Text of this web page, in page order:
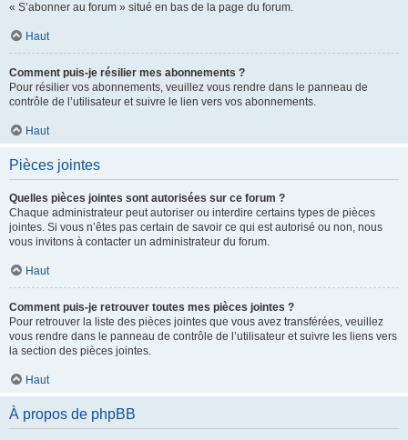
« S’abonner au forum » situé en bas de la page du forum.
Haut
Comment puis-je résilier mes abonnements ?
Pour résilier vos abonnements, veuillez vous rendre dans le panneau de
contrôle de l’utilisateur et suivre le lien vers vos abonnements.
Haut
Pièces jointes
Quelles pièces jointes sont autorisées sur ce forum ?
Chaque administrateur peut autoriser ou interdire certains types de pièces
jointes. Si vous n’êtes pas certain de savoir ce qui est autorisé ou non, nous
vous invitons à contacter un administrateur du forum.
Haut
Comment puis-je retrouver toutes mes pièces jointes ?
Pour retrouver la liste des pièces jointes que vous avez transférées, veuillez
vous rendre dans le panneau de contrôle de l’utilisateur et suivre les liens vers
la section des pièces jointes.
Haut
À propos de phpBB